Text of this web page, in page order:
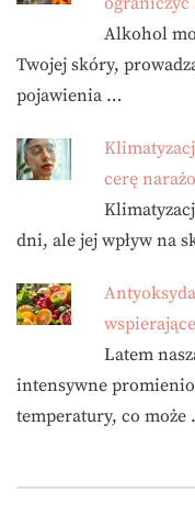
Alkohol
Twojej skóry,
pojawienia …
cerę
dni, ale jej wpływ na
Latem
intensywne
temperatury, co może